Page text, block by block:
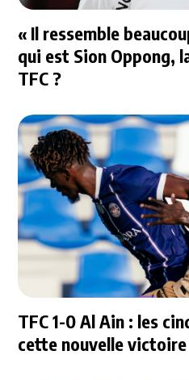
« Il ressemble
qui est Sion Oppong,
TFC ?
TFC 1-0 Al Ain : les
cette nouvelle victoire